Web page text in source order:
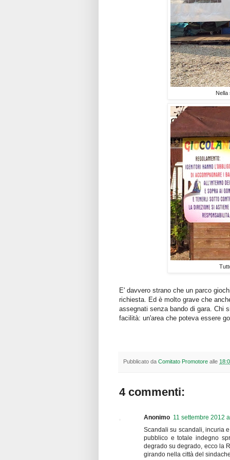
Nella
E' davvero strano che un parco
richiesta. Ed è molto grave che
assegnati senza bando di gara. Chi
facilità: un'area che poteva essere
Pubblicato da Comitato Promotore alle
4 commenti:
Anonimo 11 settembre 2012
Scandali su scandali, incuria
pubblico e totale indegno
degrado su degrado, ecco la
girando nella città del